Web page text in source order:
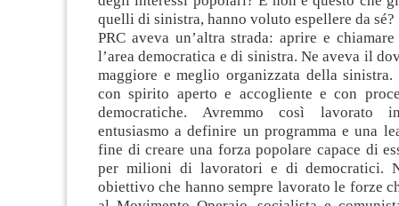
quelli di sinistra, hanno voluto espellere da sé?
PRC aveva un’altra strada: aprire e
l’area democratica e di sinistra. Ne aveva il
maggiore e meglio organizzata della
con spirito aperto e accogliente e con
democratiche. Avremmo così lavorato
entusiasmo a definire un programma e una
fine di creare una forza popolare capace di
per milioni di lavoratori e di democratici.
obiettivo che hanno sempre lavorato le forze